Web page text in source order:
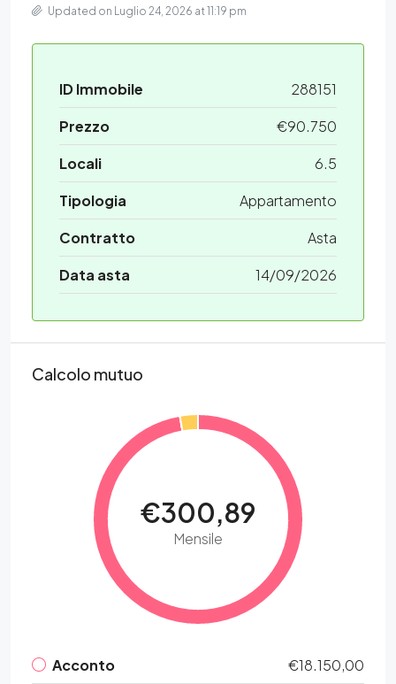
Updated on Luglio 24, 2026 at 11:19 pm
ID Immobile
288151
Prezzo
€90.750
Locali
6.5
Tipologia
Appartamento
Contratto
Asta
Data asta
14/09/2026
Calcolo mutuo
€300,89
Mensile
Acconto €18.150,00